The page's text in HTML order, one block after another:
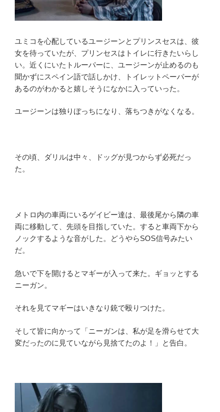
ユミコを心配しているユージーンとプリンスセスは、彼
女を待っていたが、プリンセスはトイレに行きたいらし
い。近くにいたトルーパーに、ユージーンが止めるのも
聞かずにスペイン語で話しかけ、トイレットペーパーが
あるのがわかると嬉しそうになかに入っていった。
ユージーンは独りぼっちになり、落ちつきがなくなる。
その頃、ダリルは中々、ドッグが見つからず必死だっ
た。
メトロ内の車両にいるゲイビー達は、最後尾から隣の車
両に移動して、先頭を目指していた。すると車両下から
ノックするような音がした。どうやらSOS信号みたい
だ。
急いで下を開けるとマギーが入って来た。ギョッとする
ニーガン。
それを見てマギーはいきなり銃で殴りつけた。
そして皆に向かって「ニーガンは、私が足を滑らせて大
変だったのに見ていながら見捨てたのよ！」と告白。